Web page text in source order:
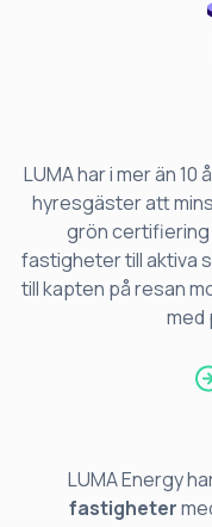
LUMA har i mer än
hyresgäster att
grön certifiering
fastigheter till aktiva
till kapten på resan
med
LUMA Energy
fastigheter